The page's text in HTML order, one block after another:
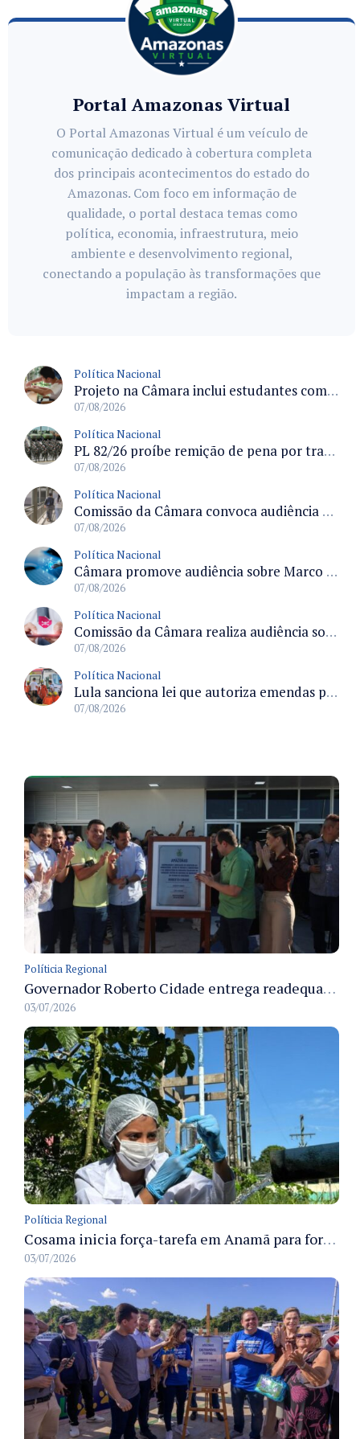
Portal Amazonas Virtual
O Portal Amazonas Virtual é um veículo de
comunicação dedicado à cobertura completa
dos principais acontecimentos do estado do
Amazonas. Com foco em informação de
qualidade, o portal destaca temas como
política, economia, infraestrutura, meio
ambiente e desenvolvimento regional,
conectando a população às transformações que
impactam a região.
Política Nacional
Projeto na Câmara inclui estudantes com deficiência no regime escolar especial da LDB e estabelece critérios para frequência
07/08/2026
Política Nacional
PL 82/26 proíbe remição de pena por trabalho em funções militares para condenados por crimes contra o Estado Democrático de Direito
07/08/2026
Política Nacional
Comissão da Câmara convoca audiência para discutir misoginia nas escolas e universidades após divulgação de listas misóginas
07/08/2026
Política Nacional
Câmara promove audiência sobre Marco de Fomento à Economia Digital e impactos da inteligência artificial
07/08/2026
Política Nacional
Comissão da Câmara realiza audiência sobre apostas online para medir o tamanho do mercado ilegal
07/08/2026
Política Nacional
Lula sanciona lei que autoriza emendas parlamentares para atendimento pré-hospitalar pelos bombeiros
07/08/2026
Políticia Regional
Governador Roberto Cidade entrega readequação do ambulatório da FCecon e amplia capacidade de atendimento oncológico em Manaus
03/07/2026
Políticia Regional
Cosama inicia força-tarefa em Anamã para fortalecer abastecimento de água e segurança hídrica da população
03/07/2026